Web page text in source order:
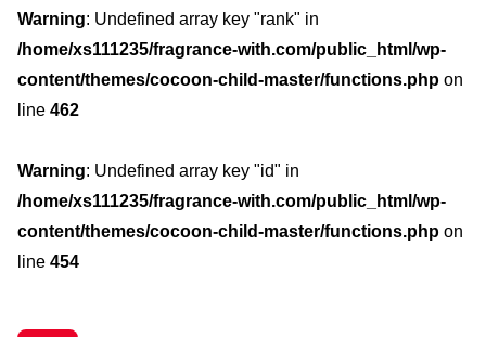
Warning: Undefined array key "rank" in
/home/xs111235/fragrance-with.com/public_html/wp-
content/themes/cocoon-child-master/functions.php on
line 462
Warning: Undefined array key "id" in
/home/xs111235/fragrance-with.com/public_html/wp-
content/themes/cocoon-child-master/functions.php on
line 454